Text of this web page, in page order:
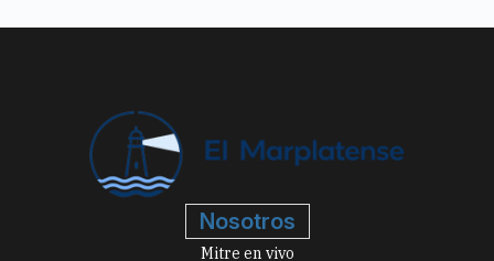
Nosotros
Mitre en vivo